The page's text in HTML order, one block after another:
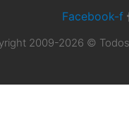
Facebook-f
2009-2026 ©